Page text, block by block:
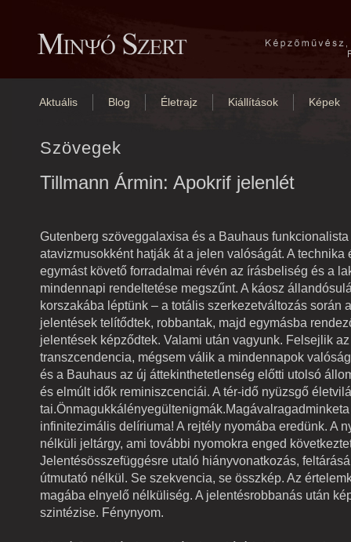
Aktuális Blog Életrajz Kiállítások Képek
Szövegek
Tillmann Ármin: Apokrif jelenlét
Gutenberg szöveggalaxisa és a Bauhaus
atavizmusokként hatják át a jelen valóságát. A technika
egymást követő forradalmai révén az írásbeliség és a
mindennapi rendeltetése megszűnt. A káosz
korszakába léptünk – a totális szerkezetváltozás során
jelentések telítődtek, robbantak, majd egymásba
jelentések képződtek. Valami után vagyunk. Felsejlik
transzcendencia, mégsem válik a mindennapok
és a Bauhaus az új áttekinthetetlenség előtti utolsó
és elmúlt idők reminiszcenciái. A tér-idő nyüzsgő
infinitezimális delíriuma! A rejtély nyomába eredünk. A
nélküli jeltárgy, ami további nyomokra enged
Jelentésösszefüggésre utaló hiányvonatkozás,
útmutató nélkül. Se szekvencia, se összkép. Az
magába elnyelő nélküliség. A jelentésrobbanás után
szintézise. Fénynyom.